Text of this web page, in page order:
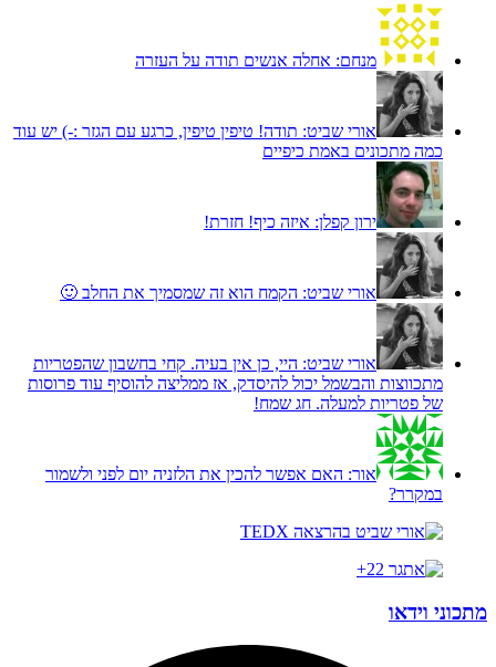
מנחם: אחלה אנשים תודה על העזרה
אורי שביט: תודה! טיפין טיפין, כרגע עם הגזר :-) יש עוד
כמה מתכונים באמת כיפיים
ירון קפלן: איזה כיף! חזרת!
אורי שביט: הקמח הוא זה שמסמיך את החלב 🙂
אורי שביט: היי, כן אין בעיה. קחי בחשבון שהפטריות
מתכווצות והבשמל יכול להיסדק, אז ממליצה להוסיף עוד פרוסות
של פטריות למעלה. חג שמח!
אור: האם אפשר להכין את הלזניה יום לפני ולשמור
במקרר?
מתכוני וידאו